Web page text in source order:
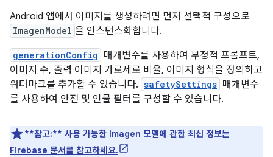
Android 앱에서 이미지를 생성하려면 먼저 선택적 구성으로
ImagenModel 을 인스턴스화합니다.
generationConfig 매개변수를 사용하여 부정적 프롬프트,
이미지 수, 출력 이미지 가로세로 비율, 이미지 형식을 정의하고
워터마크를 추가할 수 있습니다. safetySettings 매개변수
를 사용하여 안전 및 인물 필터를 구성할 수 있습니다.
**참고:** 사용 가능한 Imagen 모델에 관한 최신 정보는
Firebase 문서를 참고하세요.